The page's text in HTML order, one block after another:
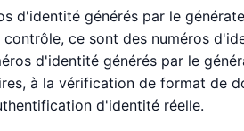
d'identité générés par le
ce sont des numéros
d'identité générés par le
à la vérification de format de
d'identité réelle.